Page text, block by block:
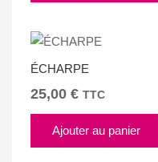
ÉCHARPE
25,00 € TTC
Ajouter au panier